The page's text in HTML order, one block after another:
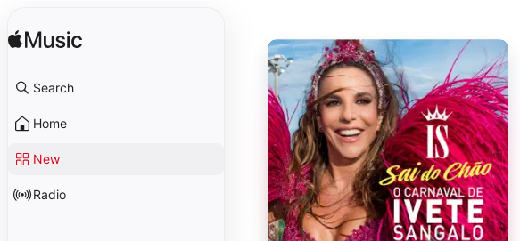
Search
Home
New
Radio